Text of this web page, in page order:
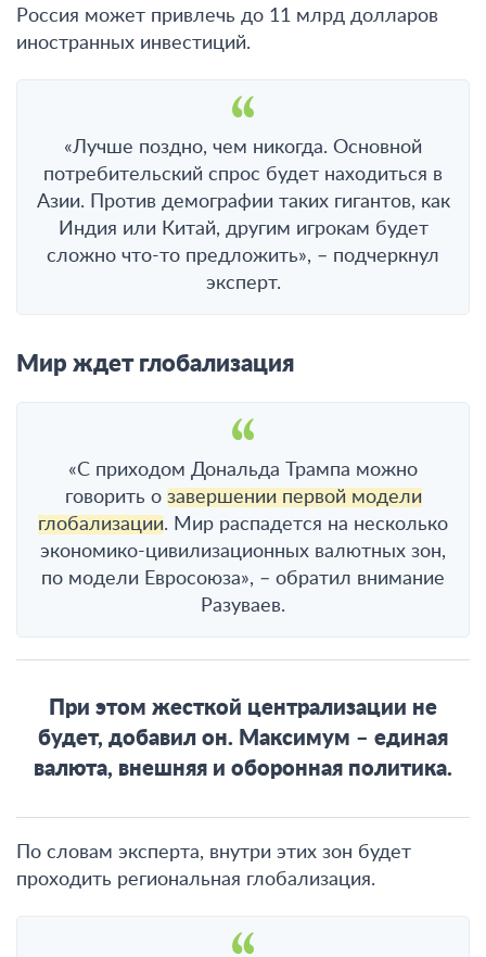
Россия может привлечь до 11 млрд долларов
иностранных инвестиций.
«Лучше поздно, чем никогда. Основной
потребительский спрос будет находиться в
Азии. Против демографии таких гигантов, как
Индия или Китай, другим игрокам будет
сложно что-то предложить», – подчеркнул
эксперт.
Мир ждет глобализация
«С приходом Дональда Трампа можно
говорить о завершении первой модели
глобализации. Мир распадется на несколько
экономико-цивилизационных валютных зон,
по модели Евросоюза», – обратил внимание
Разуваев.
При этом жесткой централизации не
будет, добавил он. Максимум – единая
валюта, внешняя и оборонная политика.
По словам эксперта, внутри этих зон будет
проходить региональная глобализация.